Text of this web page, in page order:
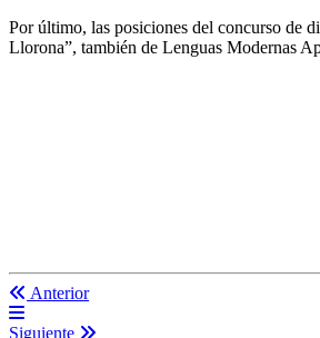
Por último, las posiciones del concurso de
Llorona”, también de Lenguas Modernas
Anterior
Siguiente